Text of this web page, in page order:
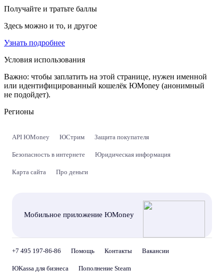
Получайте и тратьте баллы
Здесь можно и то, и другое
Узнать подробнее
Условия использования
Важно: чтобы заплатить на этой странице, нужен именной
или идентифицированный кошелёк ЮMoney (анонимный
не подойдет).
Регионы
API ЮMoney ЮСтрим Защита покупателя
Безопасность в интернете Юридическая информация
Карта сайта Про деньги
Мобильное приложение ЮMoney
+7 495 197-86-86 Помощь Контакты Вакансии
ЮKassa для бизнеса Пополнение Steam